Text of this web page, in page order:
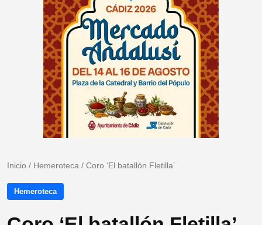
Inicio / Hemeroteca / Coro ‘El batallón Fletilla’
Hemeroteca